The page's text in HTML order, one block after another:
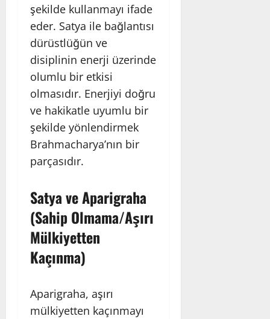
şekilde kullanmayı ifade
eder. Satya ile bağlantısı
dürüstlüğün ve
disiplinin enerji üzerinde
olumlu bir etkisi
olmasıdır. Enerjiyi doğru
ve hakikatle uyumlu bir
şekilde yönlendirmek
Brahmacharya’nın bir
parçasıdır.
Satya ve Aparigraha
(Sahip Olmama/Aşırı
Mülkiyetten
Kaçınma)
Aparigraha, aşırı
mülkiyetten kaçınmayı